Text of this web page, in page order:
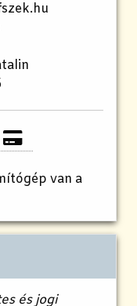
van a
és jogi